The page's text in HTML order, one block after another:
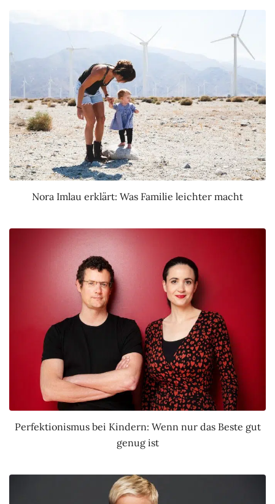
Nora Imlau erklärt: Was Familie leichter macht
Perfektionismus bei Kindern: Wenn nur das Beste gut
genug ist